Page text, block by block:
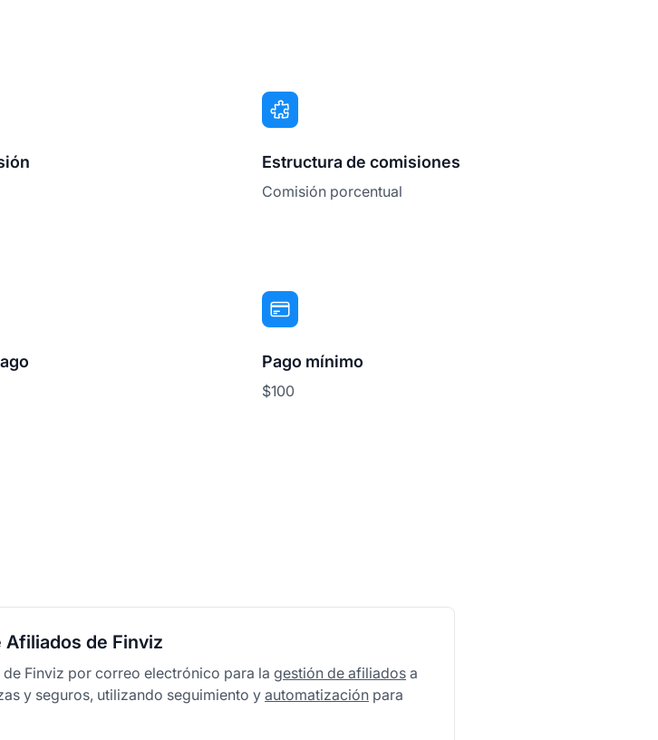
Estructura de comisiones
Comisión porcentual
Pago mínimo
$100
de Finviz
Finviz por correo electrónico para la gestión de afiliados a
y seguros, utilizando seguimiento y automatización para